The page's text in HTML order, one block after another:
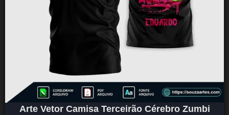
Arte Vetor Camisa Terceirão Cérebro Zumbi